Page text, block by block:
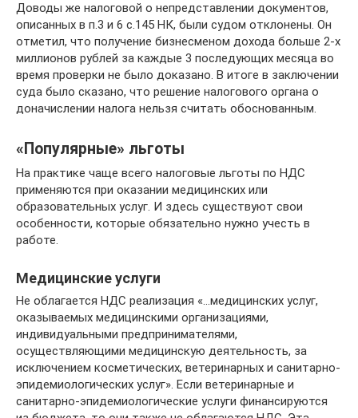
Доводы же налоговой о непредставлении документов,
описанных в п.3 и 6 с.145 НК, были судом отклонены. Он
отметил, что получение бизнесменом дохода больше 2-х
миллионов рублей за каждые 3 последующих месяца во
время проверки не было доказано. В итоге в заключении
суда было сказано, что решение налогового органа о
доначислении налога нельзя считать обоснованным.
«Популярные» льготы
На практике чаще всего налоговые льготы по НДС
применяются при оказании медицинских или
образовательных услуг. И здесь существуют свои
особенности, которые обязательно нужно учесть в
работе.
Медицинские услуги
Не облагается НДС реализация «…медицинских услуг,
оказываемых медицинскими организациями,
индивидуальными предпринимателями,
осуществляющими медицинскую деятельность, за
исключением косметических, ветеринарных и санитарно-
эпидемиологических услуг». Если ветеринарные и
санитарно-эпидемиологические услуги финансируются